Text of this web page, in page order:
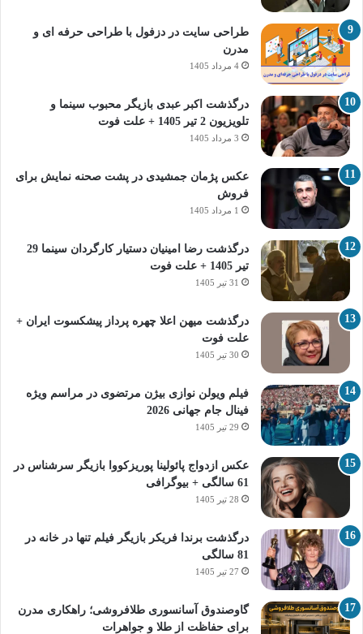
طراحی سایت در دزفول با طراحی حرفه‌ ای و
مدرن
4 مرداد 1405
درگذشت اکبر عبدی بازیگر محبوب سینما و
تلویزیون 2 تیر 1405 + علت فوت
3 مرداد 1405
عکس پژمان جمشیدی در پشت صحنه نمایش برای
فروش
1 مرداد 1405
درگذشت رضا امینیان دستیار کارگردان سینما 29
تیر 1405 + علت فوت
31 تیر 1405
درگذشت میهن اعلا چهره پرداز پیشکسوت ایران +
علت فوت
30 تیر 1405
فیلم ویولن نوازی بیژن مرتضوی در مراسم ویژه
فینال جام جهانی 2026
29 تیر 1405
عکس ازدواج پائولینا پوریزکووا بازیگر سرشناس در
61 سالگی + بیوگرافی
28 تیر 1405
درگذشت برندا فریکر بازیگر فیلم تنها در خانه در
81 سالگی
27 تیر 1405
گاوصندوق آسانسوری طلافروشی؛ راهکاری مدرن
برای حفاظت از طلا و جواهرات